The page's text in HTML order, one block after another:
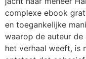
complexe ebook
en toegankelijke
waarop de auteur
het verhaal weeft, is